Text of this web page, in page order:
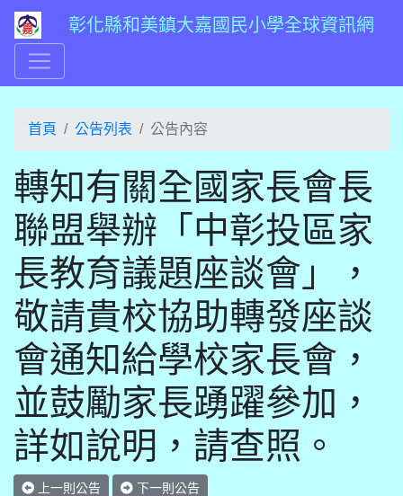
彰化縣和美鎮大嘉國民小學全球資訊網
首頁 公告列表 公告內容
轉知有關全國家長會長
聯盟舉辦「中彰投區家
長教育議題座談會」，
敬請貴校協助轉發座談
會通知給學校家長會，
並鼓勵家長踴躍參加，
詳如說明，請查照。
上一則公告 下一則公告